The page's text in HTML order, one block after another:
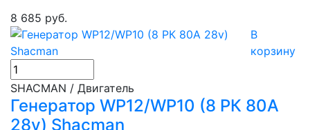
8 685 руб.
В
корзину
SHACMAN / Двигатель
Генератор WP12/WP10 (8 РК 80А
28v) Shacman